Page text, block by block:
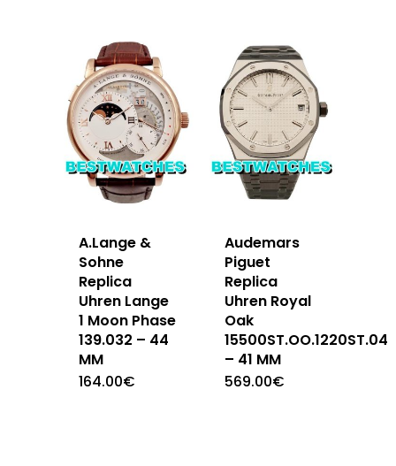
A.Lange &
Sohne
Replica
Uhren Lange
1 Moon Phase
139.032 – 44
MM
164.00€
Audemars
Piguet
Replica
Uhren Royal
Oak
15500ST.OO.1220ST.04
– 41 MM
569.00€